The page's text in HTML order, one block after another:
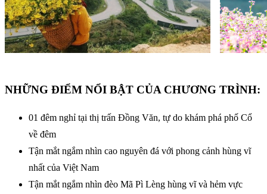
NHỮNG ĐIỂM NỔI BẬT CỦA CHƯƠNG TRÌNH:
01 đêm nghỉ tại thị trấn Đồng Văn, tự do khám phá phố Cổ
về đêm
Tận mắt ngắm nhìn cao nguyên đá với phong cảnh hùng vĩ
nhất của Việt Nam
Tận mắt ngắm nhìn đèo Mã Pì Lèng hùng vĩ và hẻm vực